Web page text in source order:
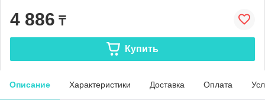
4 886 ₸
Купить
Описание Характеристики Доставка Оплата